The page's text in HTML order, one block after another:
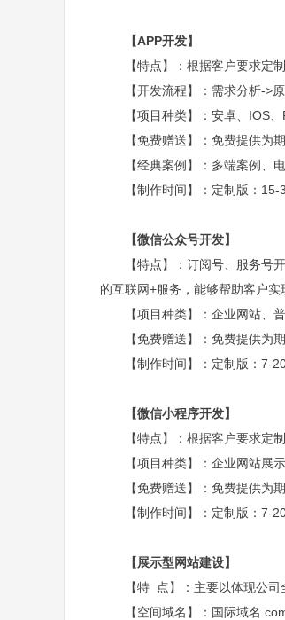
【APP开发】
【特点】：根据客户要求定制
【开发流程】：需求分析->
【项目种类】：安卓、IOS
【免费赠送】：免费提供为
【经典案例】：多端案例、
【制作时间】：定制版：15-
【微信公众号开发】
【特点】：订阅号、服务号
的互联网+服务，能够帮助客户实
【项目种类】：企业网站、
【免费赠送】：免费提供为
【制作时间】：定制版：7-
【微信小程序开发】
【特点】：根据客户要求定
【项目种类】：企业网站展
【免费赠送】：免费提供为
【制作时间】：定制版：7-
【展示型网站建设】
【特 点】：主要以体现公
【空间域名】：国际域名